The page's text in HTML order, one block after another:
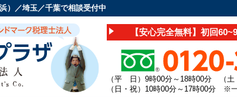
）／埼玉／千葉で相談受付中
【安心完全無料】初回
（平 日）9時00分～18時00分 （
（日・祝）10時00分～17時00分 ※